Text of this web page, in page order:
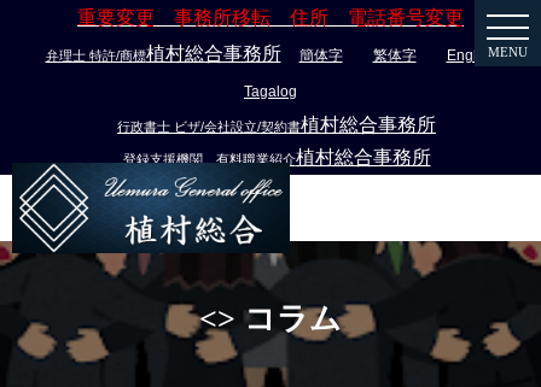
重要変更 事務所移転 住所 電話番号変更
弁理士 特許/商標植村総合事務所 簡体字 繁体字 English
Tagalog
行政書士 ビザ/会社設立/契約書植村総合事務所
登録支援機関 有料職業紹介植村総合事務所
MENU
<> コラム